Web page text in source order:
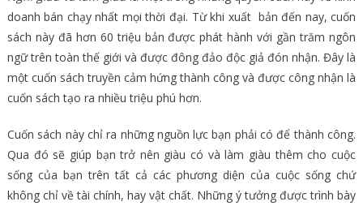
doanh bán chạy nhất mọi thời đại. Từ khi xuất bản đến nay, cuốn
sách này đã hơn 60 triệu bản được phát hành với gần trăm ngôn
ngữ trên toàn thế giới và được đông đảo độc giả đón nhận. Đây là
một cuốn sách truyền cảm hứng thành công và được công nhận là
cuốn sách tạo ra nhiều triệu phú hơn.
Cuốn sách này chỉ ra những nguồn lực bạn phải có để thành công.
Qua đó sẽ giúp bạn trở nên giàu có và làm giàu thêm cho cuộc
sống của bạn trên tất cả các phương diện của cuộc sống chứ
không chỉ về tài chính, hay vật chất. Những ý tưởng được trình bày